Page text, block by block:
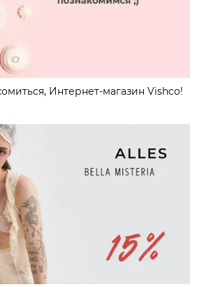
Интернет-магазин Vishco!